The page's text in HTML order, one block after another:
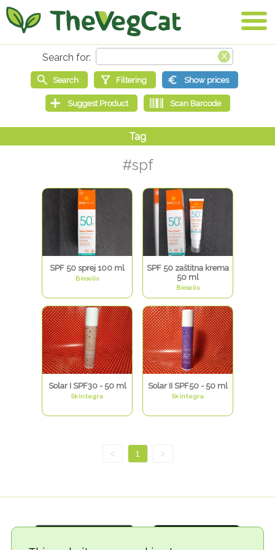
#spf
SPF 50 sprej 100 ml
Biosolis
SPF 50 zaštitna krema
50 ml
Biosolis
Solar I SPF30 - 50 ml
Skintegra
Solar II SPF50 - 50 ml
Skintegra
< 1 >